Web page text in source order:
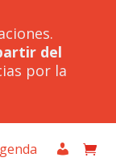
del
por la